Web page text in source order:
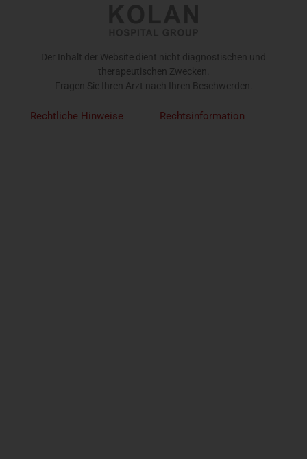
Der Inhalt der Website dient nicht diagnostischen und
therapeutischen Zwecken.
Fragen Sie Ihren Arzt nach Ihren Beschwerden.
Rechtliche Hinweise Rechtsinformation